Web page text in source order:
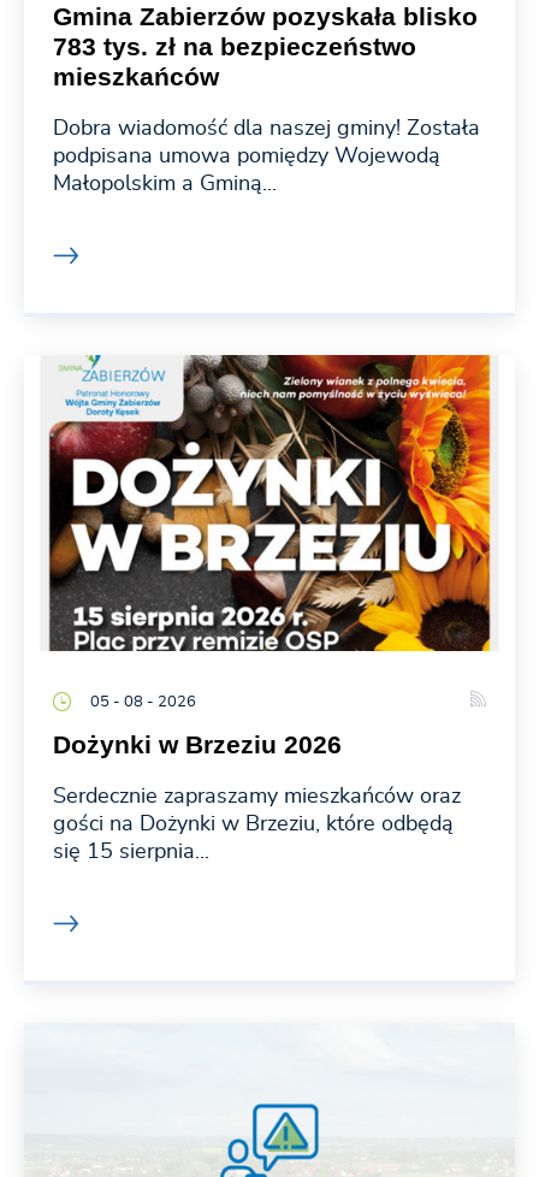
Gmina Zabierzów pozyskała blisko
783 tys. zł na bezpieczeństwo
mieszkańców
Dobra wiadomość dla naszej gminy! Została
podpisana umowa pomiędzy Wojewodą
Małopolskim a Gminą...
05 - 08 - 2026
Dożynki w Brzeziu 2026
Serdecznie zapraszamy mieszkańców oraz
gości na Dożynki w Brzeziu, które odbędą
się 15 sierpnia...